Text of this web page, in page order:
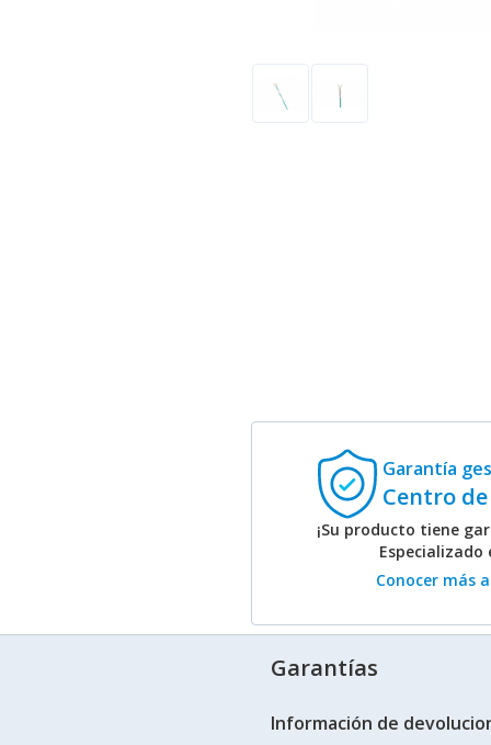
Garantía
Centro
¡Su producto tiene
Especializado
Conocer más
Garantías
Información de